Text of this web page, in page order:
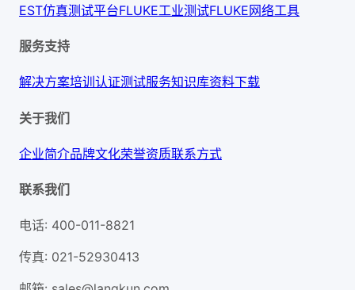
EST仿真测试平台FLUKE工业测试FLUKE网络工具
服务支持
解决方案培训认证测试服务知识库资料下载
关于我们
企业简介品牌文化荣誉资质联系方式
联系我们
电话: 400-011-8821
传真: 021-52930413